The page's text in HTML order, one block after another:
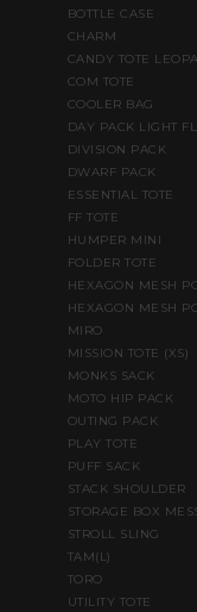
BOTTLE CASE
CHARM
CANDY TOTE
COM TOTE
COOLER BAG
DAY PACK LIGHT
DIVISION PACK
DWARF PACK
ESSENTIAL TOTE
FF TOTE
HUMPER MINI
FOLDER TOTE
HEXAGON MESH
HEXAGON MESH
MIRO
MISSION TOTE
MONKS SACK
MOTO HIP PACK
OUTING PACK
PLAY TOTE
PUFF SACK
STACK SHOULDER
STORAGE BOX
STROLL SLING
TAM(L)
TORO
UTILITY TOTE